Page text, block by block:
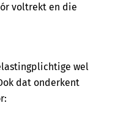
voltrekt en die
wel
dat onderkent